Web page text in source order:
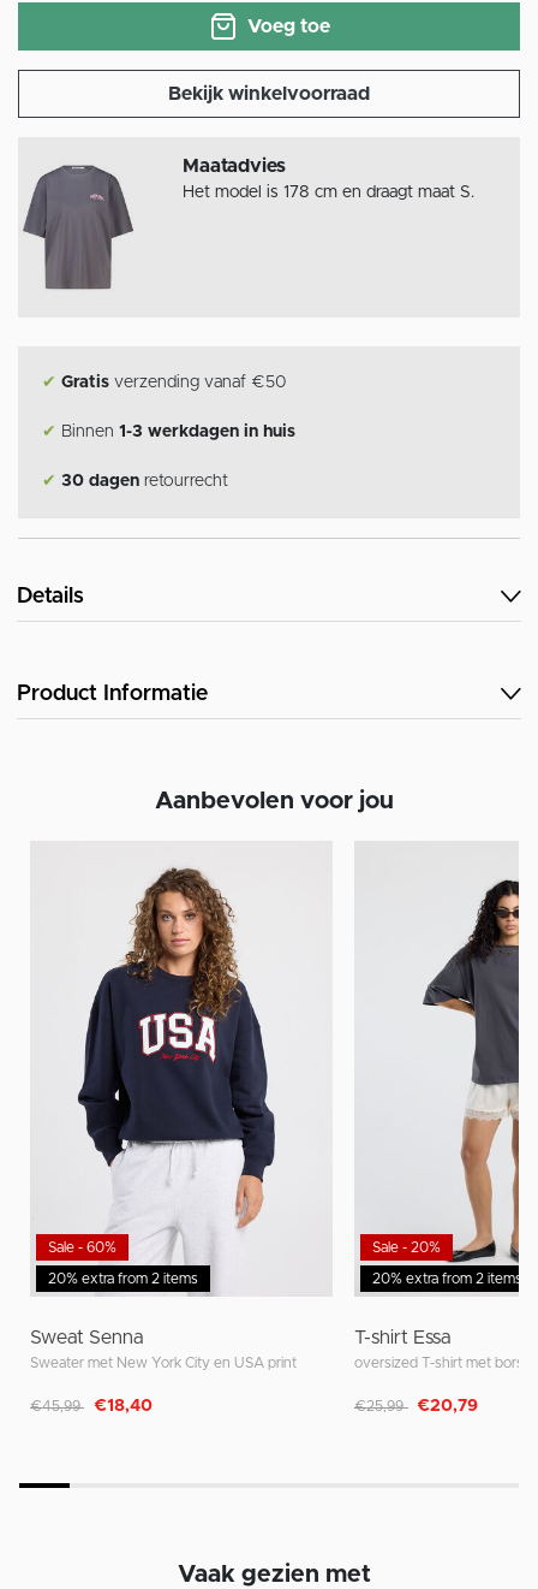
Voeg toe
Bekijk winkelvoorraad
Maatadvies
Het model is 178 cm en draagt maat S.
✔ Gratis verzending vanaf €50
✔ Binnen 1-3 werkdagen in huis
✔ 30 dagen retourrecht
Details
Product Informatie
Aanbevolen voor jou
20% extra from 2 items
Sale - 60%
Sweat Senna
Sweater met New York City en USA print
Afgeprijsd van
€45,99 naar
€18,40
20% extra from 2 items
Sale - 20%
T-shirt Essa
oversized T-shirt met
Afgeprijsd van
€25,99 naar
€20,79
Vaak gezien met